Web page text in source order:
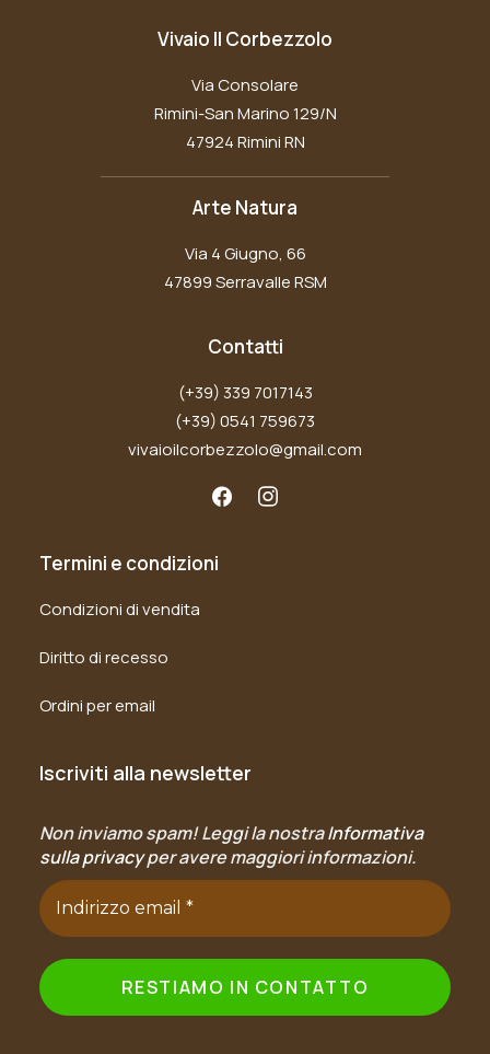
Vivaio Il Corbezzolo
Via Consolare
Rimini-San Marino 129/N
47924 Rimini RN
Arte Natura
Via 4 Giugno, 66
47899 Serravalle RSM
Contatti
(+39) 339 7017143
(+39) 0541 759673
vivaioilcorbezzolo@gmail.com
Termini e condizioni
Condizioni di vendita
Diritto di recesso
Ordini per email
Iscriviti alla newsletter
Non inviamo spam! Leggi la nostraInformativa
sulla privacyper avere maggiori informazioni.